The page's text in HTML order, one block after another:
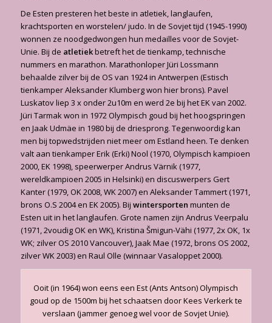
De Esten presteren het beste in atletiek, langlaufen,
krachtsporten en worstelen/ judo. In de Sovjet tijd (1945-1990)
wonnen ze noodgedwongen hun medailles voor de Sovjet-
Unie. Bij de atletiekbetreft het de tienkamp, technische
nummers en marathon. Marathonloper Jüri Lossmann
behaalde zilver bij de OS van 1924 in Antwerpen (Estisch
tienkamper Aleksander Klumberg won hier brons). Pavel
Luskatov liep 3 x onder 2u10m en werd 2e bij het EK van 2002.
Jüri Tarmak won in 1972 Olympisch goud bij het hoogspringen
en Jaak Udmäe in 1980 bij de driesprong. Tegenwoordig kan
men bij topwedstrijden niet meer om Estland heen. Te denken
valt aan tienkamper Erik (Erki) Nool (1970, Olympisch kampioen
2000, EK 1998), speerwerper Andrus Värnik (1977,
wereldkampioen 2005 in Helsinki) en discuswerpers Gert
Kanter (1979, OK 2008, WK 2007) en Aleksander Tammert (1971,
brons O.S 2004 en EK 2005). Bij wintersporten munten de
Esten uit in het langlaufen. Grote namen zijn Andrus Veerpalu
(1971, 2voudig OK en WK), Kristina Šmigun-Vähi (1977, 2x OK, 1x
WK; zilver OS 2010 Vancouver), Jaak Mae (1972, brons OS 2002,
zilver WK 2003) en Raul Olle (winnaar Vasaloppet 2000).
Ooit (in 1964) won eens een Est (Ants Antson) Olympisch
goud op de 1500m bij het schaatsen door Kees Verkerk te
verslaan (jammer genoeg wel voor de Sovjet Unie).